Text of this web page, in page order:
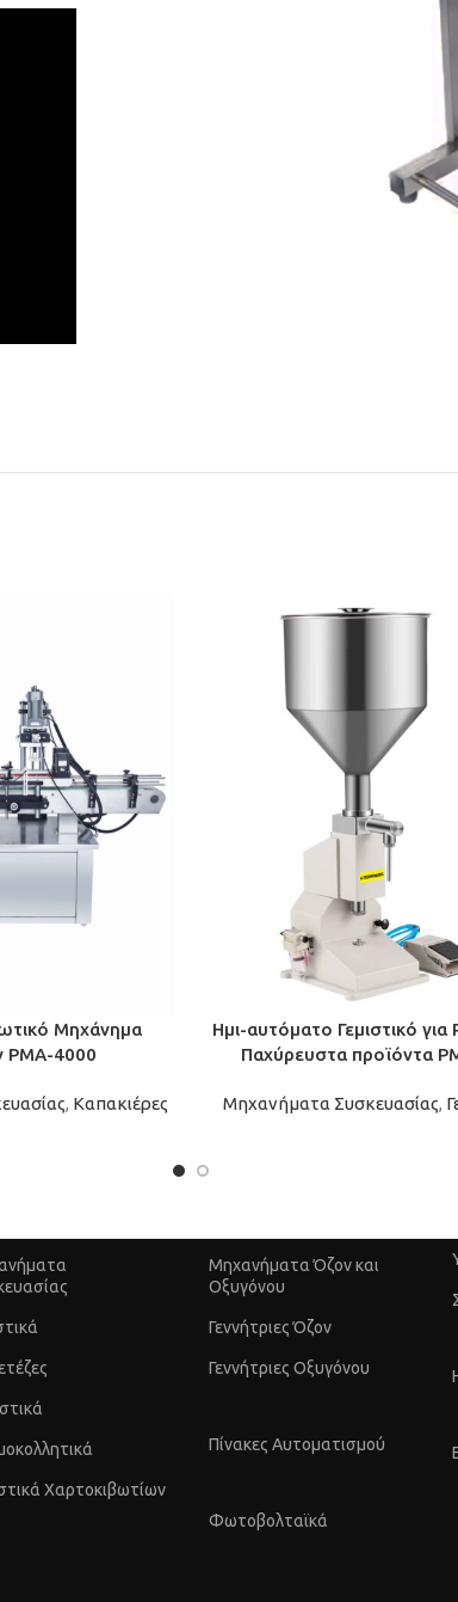
Μηχάνημα
PMA-4000
, Καπακιέρες
Ημι-αυτόματο Γεμιστικό για
Παχύρευστα προϊόντα
Μηχανήματα Συσκευασίας,
Χαρτοκιβωτίων
Μηχανήματα Όζον και
Οξυγόνου
Γεννήτριες Όζον
Γεννήτριες Οξυγόνου
Πίνακες Αυτοματισμού
Φωτοβολταϊκά